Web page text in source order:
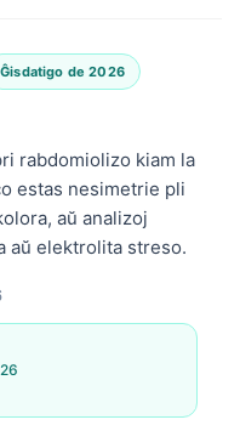
Ĝisdatigo de 2026
rabdomiolizo kiam la
estas nesimetrie pli
aŭ analizoj
aŭ elektrolita streso.